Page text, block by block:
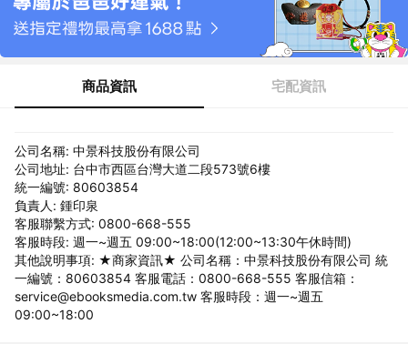
商品資訊 宅配資訊
公司名稱: 中景科技股份有限公司
公司地址: 台中市西區台灣大道二段573號6樓
統一編號: 80603854
負責人: 鍾印泉
客服聯繫方式: 0800-668-555
客服時段: 週一~週五 09:00~18:00(12:00~13:30午休時間)
其他說明事項: ★商家資訊★ 公司名稱：中景科技股份有限公司 統
一編號：80603854 客服電話：0800-668-555 客服信箱：
service@ebooksmedia.com.tw 客服時段：週一~週五
09:00~18:00